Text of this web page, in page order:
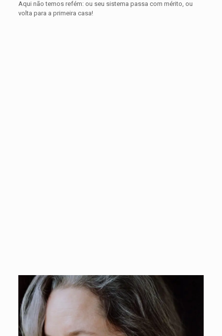
Aqui não temos refém: ou seu sistema passa com mérito, ou
volta para a primeira casa!